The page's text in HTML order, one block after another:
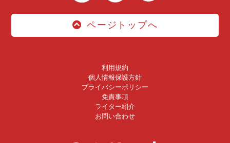
ページトップへ
利用規約
個人情報保護方針
プライバシーポリシー
免責事項
ライター紹介
お問い合わせ